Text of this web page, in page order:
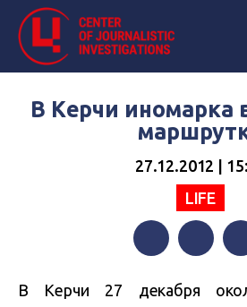
В Керчи иномарка
27.12.2012 |
LIFE
В Керчи 27 декабря